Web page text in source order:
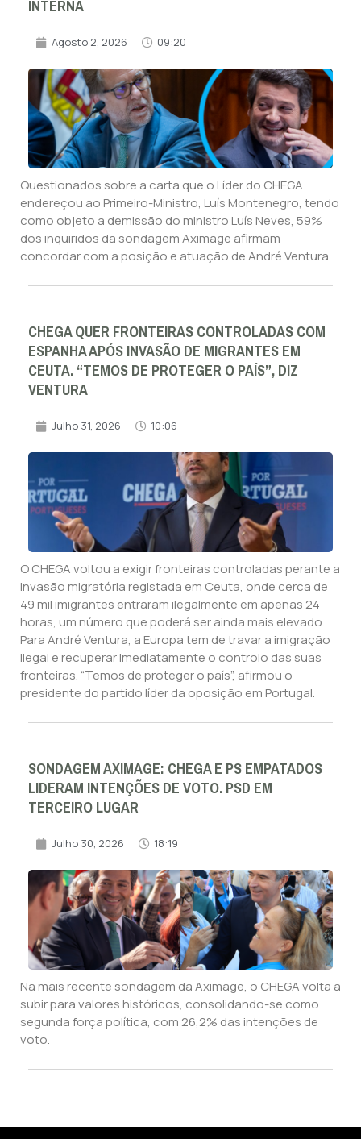
INTERNA
Agosto 2, 2026 09:20
Questionados sobre a carta que o Líder do CHEGA
endereçou ao Primeiro-Ministro, Luís Montenegro, tendo
como objeto a demissão do ministro Luís Neves, 59%
dos inquiridos da sondagem Aximage afirmam
concordar com a posição e atuação de André Ventura.
CHEGA QUER FRONTEIRAS CONTROLADAS COM
ESPANHA APÓS INVASÃO DE MIGRANTES EM
CEUTA. “TEMOS DE PROTEGER O PAÍS”, DIZ
VENTURA
Julho 31, 2026 10:06
O CHEGA voltou a exigir fronteiras controladas perante a
invasão migratória registada em Ceuta, onde cerca de
49 mil imigrantes entraram ilegalmente em apenas 24
horas, um número que poderá ser ainda mais elevado.
Para André Ventura, a Europa tem de travar a imigração
ilegal e recuperar imediatamente o controlo das suas
fronteiras. “Temos de proteger o país”, afirmou o
presidente do partido líder da oposição em Portugal.
SONDAGEM AXIMAGE: CHEGA E PS EMPATADOS
LIDERAM INTENÇÕES DE VOTO. PSD EM
TERCEIRO LUGAR
Julho 30, 2026 18:19
Na mais recente sondagem da Aximage, o CHEGA volta a
subir para valores históricos, consolidando-se como
segunda força política, com 26,2% das intenções de
voto.